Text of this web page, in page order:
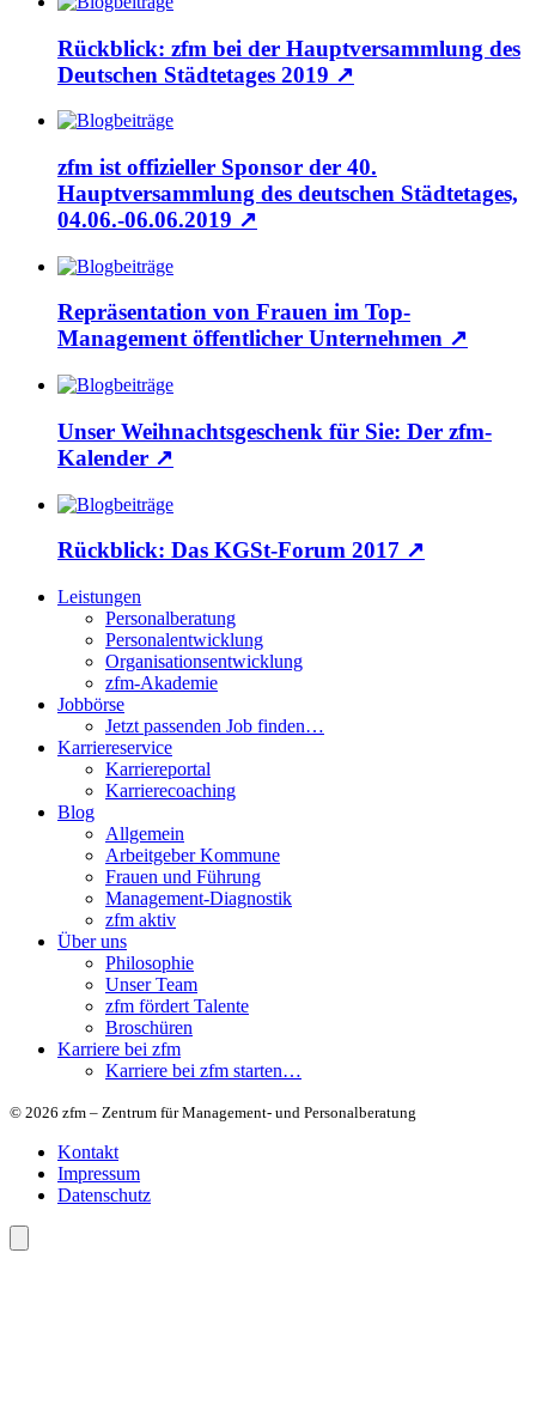
Rückblick: zfm bei der Hauptversammlung des
Deutschen Städtetages 2019 ↗
zfm ist offizieller Sponsor der 40.
Hauptversammlung des deutschen Städtetages,
04.06.-06.06.2019 ↗
Repräsentation von Frauen im Top-
Management öffentlicher Unternehmen ↗
Unser Weihnachtsgeschenk für Sie: Der zfm-
Kalender ↗
Rückblick: Das KGSt-Forum 2017 ↗
Leistungen
Personalberatung
Personalentwicklung
Organisationsentwicklung
zfm-Akademie
Jobbörse
Jetzt passenden Job finden…
Karriereservice
Karriereportal
Karrierecoaching
Blog
Allgemein
Arbeitgeber Kommune
Frauen und Führung
Management-Diagnostik
zfm aktiv
Über uns
Philosophie
Unser Team
zfm fördert Talente
Broschüren
Karriere bei zfm
Karriere bei zfm starten…
© 2026 zfm – Zentrum für Management- und Personalberatung
Kontakt
Impressum
Datenschutz